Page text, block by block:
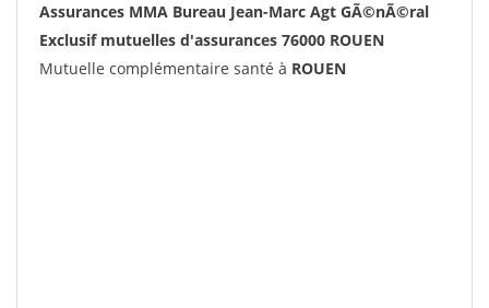
Assurances MMA Bureau Jean-Marc Agt GÃ©nÃ©ral
Exclusif mutuelles d'assurances 76000 ROUEN
Mutuelle complémentaire santé à ROUEN